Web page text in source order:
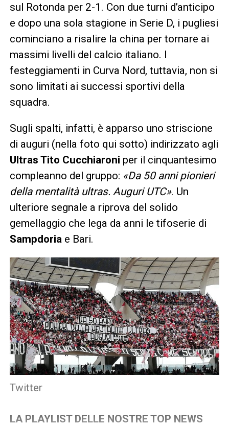
sul Rotonda per 2-1. Con due turni d’anticipo
e dopo una sola stagione in Serie D, i pugliesi
cominciano a risalire la china per tornare ai
massimi livelli del calcio italiano. I
festeggiamenti in Curva Nord, tuttavia, non si
sono limitati ai successi sportivi della
squadra.
Sugli spalti, infatti, è apparso uno striscione
di auguri (nella foto qui sotto) indirizzato agli
Ultras Tito Cucchiaroni per il cinquantesimo
compleanno del gruppo: «Da 50 anni pionieri
della mentalità ultras. Auguri UTC». Un
ulteriore segnale a riprova del solido
gemellaggio che lega da anni le tifoserie di
Sampdoria e Bari.
Twitter
LA PLAYLIST DELLE NOSTRE TOP NEWS